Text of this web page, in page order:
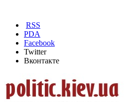
RSS
PDA
Facebook
Twitter
Вконтакте